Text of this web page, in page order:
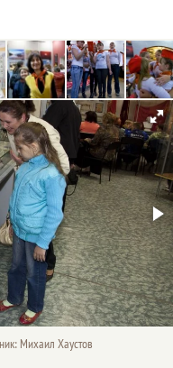
Михаил Хаустов